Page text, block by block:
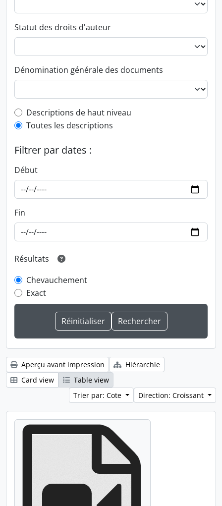
Statut des droits d'auteur
Dénomination générale des documents
Top-level description filter
Descriptions de haut niveau
Toutes les descriptions
Filtrer par dates :
Début
Fin
Résultats
Chevauchement
Exact
Aperçu avant impression
Hiérarchie
Card view
Table view
Trier par: Cote
Direction: Croissant